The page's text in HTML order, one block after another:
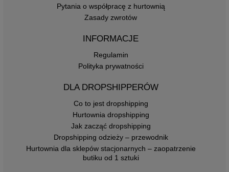
Pytania o współpracę z hurtownią
Zasady zwrotów
INFORMACJE
Regulamin
Polityka prywatności
DLA DROPSHIPPERÓW
Co to jest dropshipping
Hurtownia dropshipping
Jak zacząć dropshipping
Dropshipping odzieży – przewodnik
Hurtownia dla sklepów stacjonarnych – zaopatrzenie
butiku od 1 sztuki